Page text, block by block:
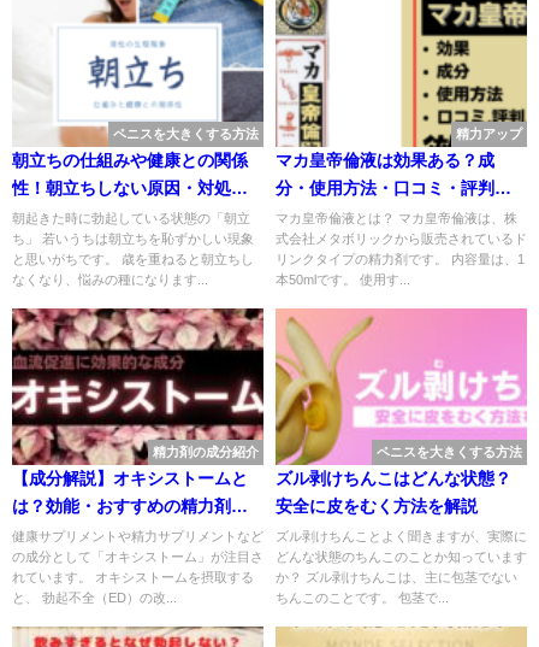
ペニスを大きくする方法
朝立ちの仕組みや健康との関係
性！朝立ちしない原因・対処法
も解説
朝起きた時に勃起している状態の「朝立
ち」 若いうちは朝立ちを恥ずかしい現象
と思いがちです。 歳を重ねると朝立ちし
なくなり、悩みの種になります...
精力アップ
マカ皇帝倫液は効果ある？成
分・使用方法・口コミ・評判・
体験談を解説
マカ皇帝倫液とは？ マカ皇帝倫液は、株
式会社メタボリックから販売されているド
リンクタイプの精力剤です。 内容量は、1
本50mlです。 使用す...
精力剤の成分紹介
【成分解説】オキシストームと
は？効能・おすすめの精力剤な
どを解説
健康サプリメントや精力サプリメントなど
の成分として「オキシストーム」が注目さ
れています。 オキシストームを摂取する
と、 勃起不全（ED）の改...
ペニスを大きくする方法
ズル剥けちんこはどんな状態？
安全に皮をむく方法を解説
ズル剥けちんことよく聞きますが、実際に
どんな状態のちんこのことか知っています
か？ ズル剥けちんこは、主に包茎でない
ちんこのことです。 包茎で...